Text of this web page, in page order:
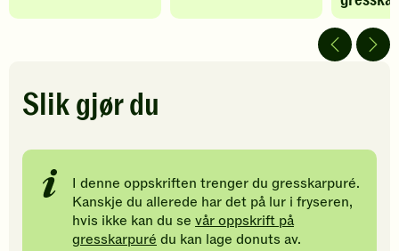
fått
stjerner.
Klikk
vurdering.
fått
å
din
vurdering.
fått
5
av
å
din
Slik gjør du
I denne oppskriften trenger du gresskarpuré.
Kanskje du allerede har det på lur i fryseren,
hvis ikke kan du se vår oppskrift på
gresskarpuré du kan lage donuts av.